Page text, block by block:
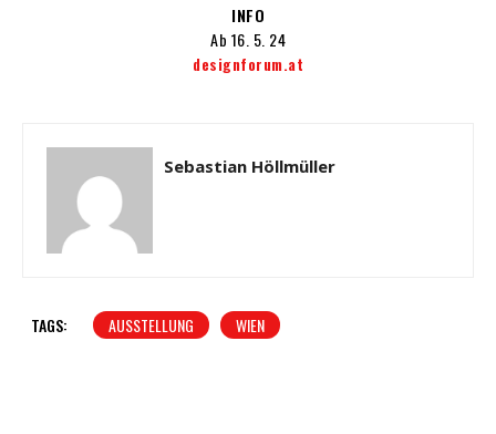
INFO
Ab 16. 5. 24
designforum.at
Sebastian Höllmüller
TAGS: AUSSTELLUNG WIEN